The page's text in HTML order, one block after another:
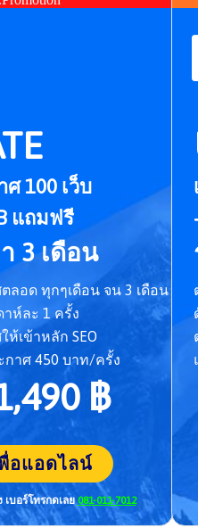
100 เว็บ
แถมฟรี
3 เดือน
ลอด ทุกๆเดือน จน 3 เดือน
ห์ละ 1 ครั้ง
ห้เข้าหลัก SEO
าศ 450 บาท/ครั้ง
฿
อแอดไลน์
เบอร์โทรกดเลย 081-011-7012